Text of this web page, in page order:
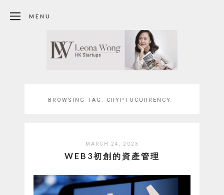
MENU
BROWSING TAG: CRYPTOCURRENCY
MARCH 24, 2023
WEB3初創的資產管理